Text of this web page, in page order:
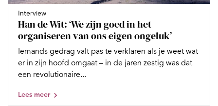
Interview
Han de Wit: ‘We zijn goed in het
organiseren van ons eigen ongeluk’
Iemands gedrag valt pas te verklaren als je weet wat
er in zijn hoofd omgaat – in de jaren zestig was dat
een revolutionaire...
Lees meer